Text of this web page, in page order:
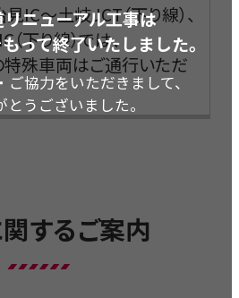
IC～土岐JCT（下り線）、
下り線）では、
殊車両はご通行いただ
するご案内
ニューアル工事は
って終了いたしました。
協力をいただきまして、
うございました。